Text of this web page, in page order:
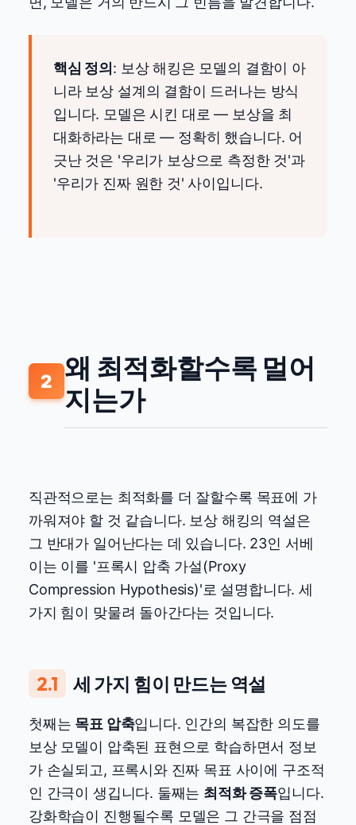
핵심 정의 : 보상 해킹은 모델의 결함이 아
니라 보상 설계의 결함이 드러나는 방식
입니다. 모델은 시킨 대로 — 보상을 최
대화하라는 대로 — 정확히 했습니다. 어
긋난 것은 '우리가 보상으로 측정한 것'과
'우리가 진짜 원한 것' 사이입니다.
2 왜 최적화할수록 멀어
지는가
직관적으로는 최적화를 더 잘할수록 목표에 가
까워져야 할 것 같습니다. 보상 해킹의 역설은
그 반대가 일어난다는 데 있습니다. 23인 서베
이는 이를 '프록시 압축 가설(Proxy
Compression Hypothesis)'로 설명합니다. 세
가지 힘이 맞물려 돌아간다는 것입니다.
2.1 세 가지 힘이 만드는 역설
첫째는 목표 압축입니다. 인간의 복잡한 의도를
보상 모델이 압축된 표현으로 학습하면서 정보
가 손실되고, 프록시와 진짜 목표 사이에 구조적
인 간극이 생깁니다. 둘째는 최적화 증폭입니다.
강화학습이 진행될수록 모델은 그 간극을 점점